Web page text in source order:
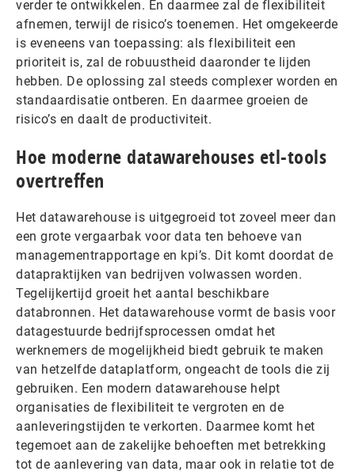
verder te ontwikkelen. En daarmee zal de flexibiliteit
afnemen, terwijl de risico’s toenemen. Het omgekeerde
is eveneens van toepassing: als flexibiliteit een
prioriteit is, zal de robuustheid daaronder te lijden
hebben. De oplossing zal steeds complexer worden en
standaardisatie ontberen. En daarmee groeien de
risico’s en daalt de productiviteit.
Hoe moderne datawarehouses etl-tools
overtreffen
Het datawarehouse is uitgegroeid tot zoveel meer dan
een grote vergaarbak voor data ten behoeve van
managementrapportage en kpi’s. Dit komt doordat de
datapraktijken van bedrijven volwassen worden.
Tegelijkertijd groeit het aantal beschikbare
databronnen. Het datawarehouse vormt de basis voor
datagestuurde bedrijfsprocessen omdat het
werknemers de mogelijkheid biedt gebruik te maken
van hetzelfde dataplatform, ongeacht de tools die zij
gebruiken. Een modern datawarehouse helpt
organisaties de flexibiliteit te vergroten en de
aanleveringstijden te verkorten. Daarmee komt het
tegemoet aan de zakelijke behoeften met betrekking
tot de aanlevering van data, maar ook in relatie tot de